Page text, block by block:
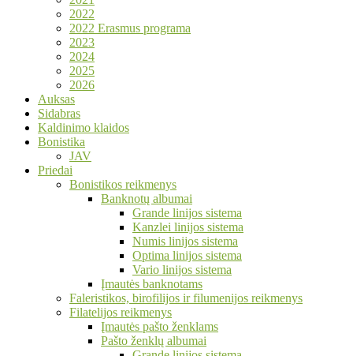
2022
2022 Erasmus programa
2023
2024
2025
2026
Auksas
Sidabras
Kaldinimo klaidos
Bonistika
JAV
Priedai
Bonistikos reikmenys
Banknotų albumai
Grande linijos sistema
Kanzlei linijos sistema
Numis linijos sistema
Optima linijos sistema
Vario linijos sistema
Įmautės banknotams
Faleristikos, birofilijos ir filumenijos reikmenys
Filatelijos reikmenys
Įmautės pašto ženklams
Pašto ženklų albumai